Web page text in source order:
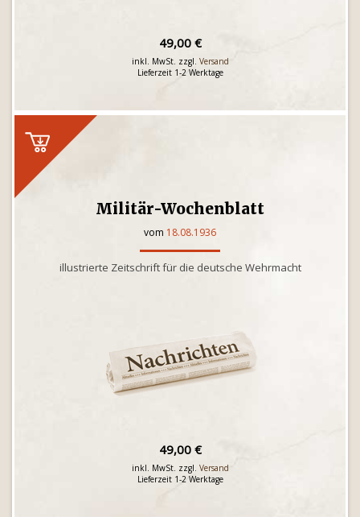
49,00 €
inkl. MwSt. zzgl. Versand
Lieferzeit 1-2 Werktage
Militär-Wochenblatt
vom 18.08.1936
illustrierte Zeitschrift für die deutsche Wehrmacht
49,00 €
inkl. MwSt. zzgl. Versand
Lieferzeit 1-2 Werktage